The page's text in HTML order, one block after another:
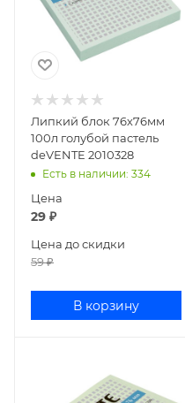
Липкий блок 76х76мм
100л голубой пастель
deVENTE 2010328
Есть в наличии: 334
Цена
29 ₽
Цена до скидки
59₽
В корзину